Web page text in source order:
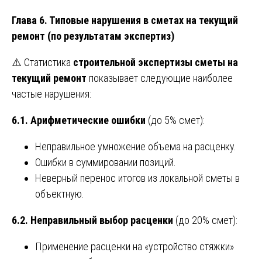
Глава 6. Типовые нарушения в сметах на текущий
ремонт (по результатам экспертиз)
⚠️ Статистика строительной экспертизы сметы на
текущий ремонт показывает следующие наиболее
частые нарушения:
6.1. Арифметические ошибки (до 5% смет):
Неправильное умножение объема на расценку.
Ошибки в суммировании позиций.
Неверный перенос итогов из локальной сметы в
объектную.
6.2. Неправильный выбор расценки (до 20% смет):
Применение расценки на «устройство стяжки»